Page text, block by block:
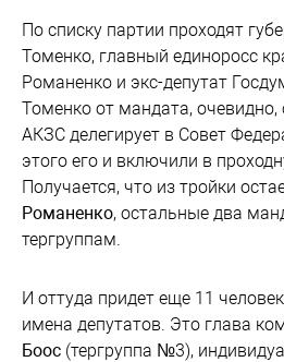
По списку партии проходят
Томенко, главный единоросс
Романенко и экс-депутат
Томенко от мандата, очевидно,
АКЗС делегирует в Совет
этого его и включили в
Получается, что из тройки
Романенко, остальные два
тергруппам.
И оттуда придет еще 11
имена депутатов. Это глава
Боос (тергруппа №3),